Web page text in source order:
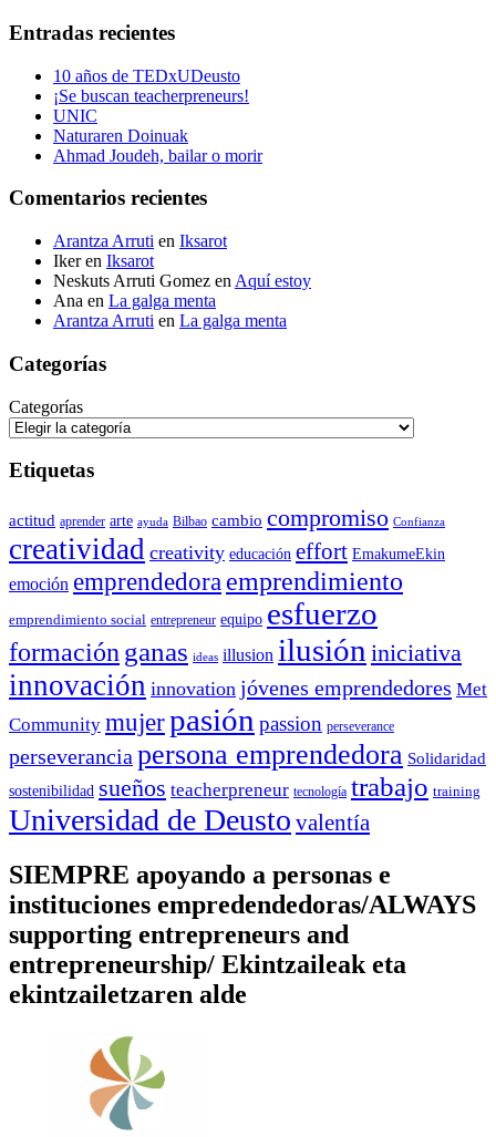
Entradas recientes
10 años de TEDxUDeusto
¡Se buscan teacherpreneurs!
UNIC
Naturaren Doinuak
Ahmad Joudeh, bailar o morir
Comentarios recientes
Arantza Arruti en Iksarot
Ikeren Iksarot
Neskuts Arruti Gomez en Aquí estoy
Ana en La galga menta
Arantza Arruti en La galga menta
Categorías
Categorías
Etiquetas
actitud aprender arte ayuda Bilbao cambio compromiso Confianza
creatividad creativity educación effort EmakumeEkin
emoción emprendedora emprendimiento
emprendimiento social entrepreneur equipo esfuerzo
formación ganas ideas illusion ilusión iniciativa
innovación innovation jóvenes emprendedores Met
Community mujerpasión passion perseverance
perseverancia persona emprendedora Solidaridad
sostenibilidad sueños teacherpreneur tecnología trabajo training
Universidad de Deusto valentía
SIEMPRE apoyando a personas e
instituciones empredendedoras/ALWAYS
supporting entrepreneurs and
entrepreneurship/ Ekintzaileak eta
ekintzailetzaren alde